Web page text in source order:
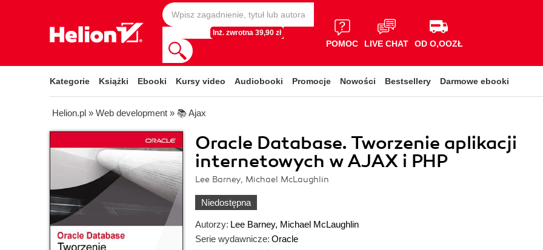
Inż. zwrotna 39,90 zł
POMOC LIVE CHAT OD O,OOZŁ
Kategorie Książki Ebooki Kursy video Audiobooki Promocje Nowości Bestsellery Darmowe ebooki
Helion.pl » Web development » 📚 Ajax
Oracle Database. Tworzenie aplikacji
internetowych w AJAX i PHP
Lee Barney, Michael McLaughlin
Niedostępna
Autorzy: Lee Barney, Michael McLaughlin
Serie wydawnicze: Oracle